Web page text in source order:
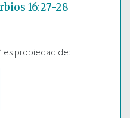
16:27-28
es propiedad de: